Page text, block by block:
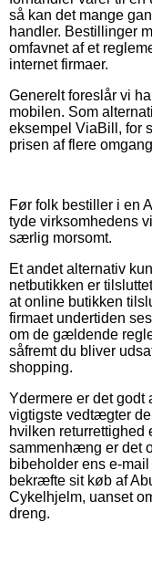
så kan det mange
handler. Bestillinger
omfavnet af et
internet firmaer.
Generelt foreslår vi
mobilen. Som
eksempel ViaBill, for
prisen af flere
Før folk bestiller i en
tyde virksomhedens
særlig morsomt.
Et andet alternativ
netbutikken er
at online butikken
firmaet undertiden
om de gældende
såfremt du bliver
shopping.
Ydermere er det godt
vigtigste vedtægter
hvilken returrettighed
sammenhæng er det
bibeholder ens e-
bekræfte sit køb af
Cykelhjelm, uanset
dreng.